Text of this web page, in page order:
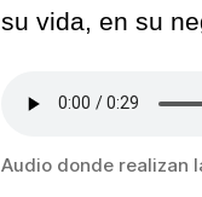
su vida, en su
Audio donde realizan